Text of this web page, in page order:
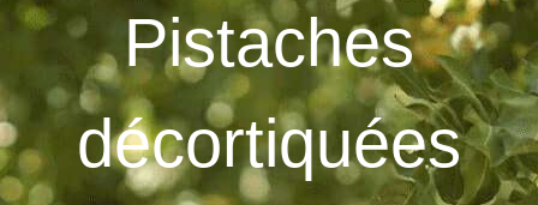
Pistaches
décortiquées